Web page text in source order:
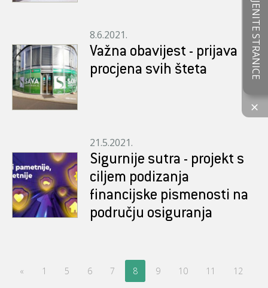
8.6.2021.
Važna obavijest - prijava i
procjena svih šteta
21.5.2021.
Sigurnije sutra - projekt s
ciljem podizanja
financijske pismenosti na
području osiguranja
« 1 5 6 7 8 9 10 11
12
×
OCIJENITE STRANICE